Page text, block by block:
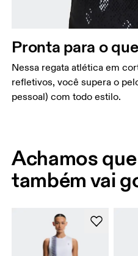
Pronta para o
Nessa regata atlética em
refletivos, você supera o
pessoal) com todo estilo.
Achamos
também vai